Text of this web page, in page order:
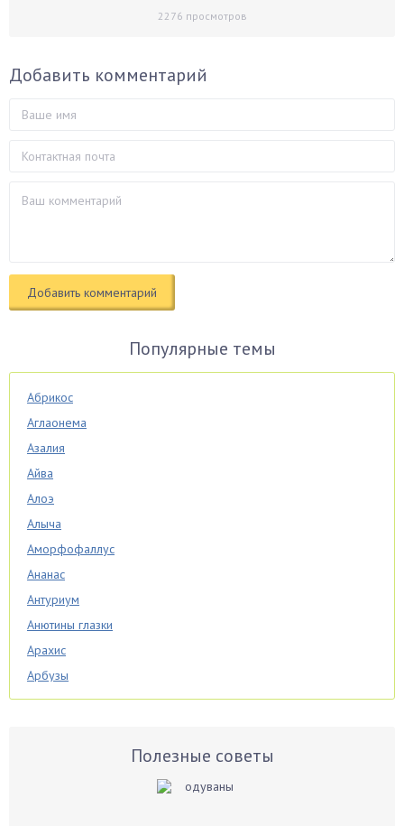
2276 просмотров
Добавить комментарий
Популярные темы
Абрикос
Аглаонема
Азалия
Айва
Алоэ
Алыча
Аморфофаллус
Ананас
Антуриум
Анютины глазки
Арахис
Арбузы
Аспарагус
Полезные советы